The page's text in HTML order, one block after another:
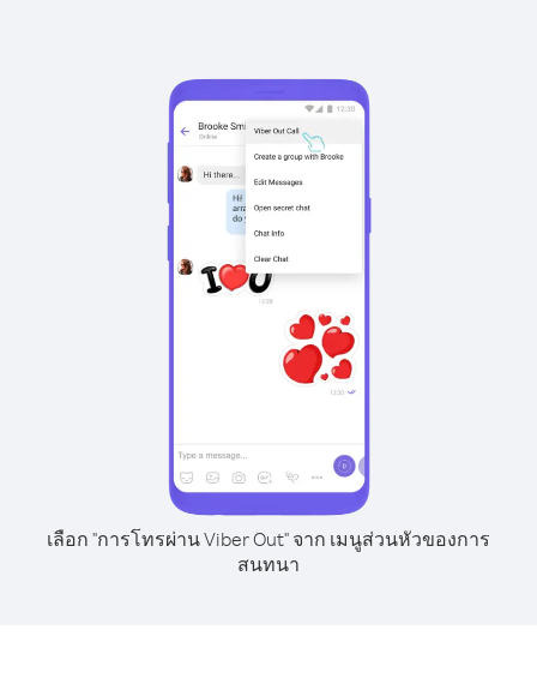
เลือก "การโทรผ่าน Viber Out" จาก เมนูส่วนหัวของการ
สนทนา